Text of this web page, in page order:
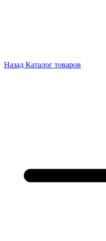
Назад Каталог товаров